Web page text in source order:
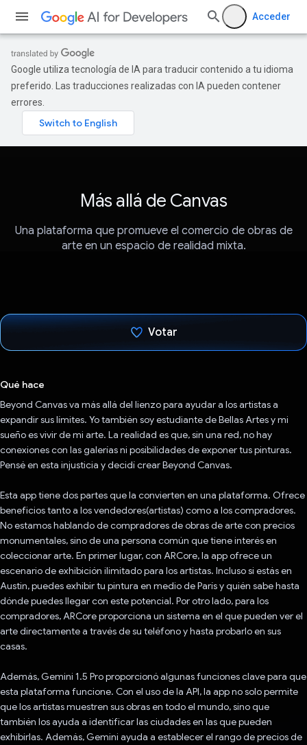
Acceder
Google utiliza tecnología de IA para traducir contenido a tu idioma
preferido. Las traducciones realizadas con IA pueden contener
errores.
Más allá de Canvas
Una plataforma que promueve el comercio de obras de
arte en un espacio de realidad mixta.
Votar
Qué hace
Beyond Canvas va más allá del lienzo para ayudar a los artistas a
expandir sus límites. Yo también soy estudiante de Bellas Artes y mi
sueño es vivir de mi arte. La realidad es que, sin una red, no hay
conexiones con las galerías ni posibilidades de exponer tus pinturas.
Pensé en esta injusticia y decidí crear Beyond Canvas.
Esta app tiene dos partes que la convierten en una plataforma. Ofrece
beneficios tanto a los vendedores(artistas) como a los compradores.
No estamos hablando de compradores de obras de arte con precios
monumentales, sino de una persona común que tiene interés en
coleccionar arte. En primer lugar, con ARCore, la app ofrece un
escenario de exhibición ilimitado para los artistas. Incluso si estás en
Austin, puedes exhibir tu pintura en medio de París y quién sabe hasta
dónde puedes llegar con este potencial. Por otro lado, para los
compradores, ARCore proporciona un sistema en el que pueden ver el
arte directamente a través de su teléfono y hasta probarlo en sus
casas.
Además, Gemini 1.5 Pro proporcionó algunas funciones clave para que
esta plataforma funcione. Con el uso de la API, la app no solo permite
que los artistas muestren sus obras en todo el mundo, sino que
también los ayuda a identificar las ciudades en las que pueden
exhibirlas. Además, Gemini ayuda a establecer el rango de precios de